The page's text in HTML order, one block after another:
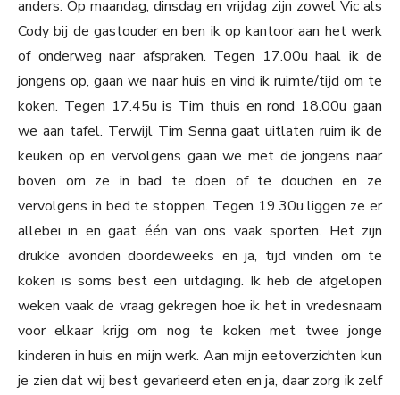
anders. Op maandag, dinsdag en vrijdag zijn zowel Vic als
Cody bij de gastouder en ben ik op kantoor aan het werk
of onderweg naar afspraken. Tegen 17.00u haal ik de
jongens op, gaan we naar huis en vind ik ruimte/tijd om te
koken. Tegen 17.45u is Tim thuis en rond 18.00u gaan
we aan tafel. Terwijl Tim Senna gaat uitlaten ruim ik de
keuken op en vervolgens gaan we met de jongens naar
boven om ze in bad te doen of te douchen en ze
vervolgens in bed te stoppen. Tegen 19.30u liggen ze er
allebei in en gaat één van ons vaak sporten. Het zijn
drukke avonden doordeweeks en ja, tijd vinden om te
koken is soms best een uitdaging. Ik heb de afgelopen
weken vaak de vraag gekregen hoe ik het in vredesnaam
voor elkaar krijg om nog te koken met twee jonge
kinderen in huis en mijn werk. Aan mijn eetoverzichten kun
je zien dat wij best gevarieerd eten en ja, daar zorg ik zelf